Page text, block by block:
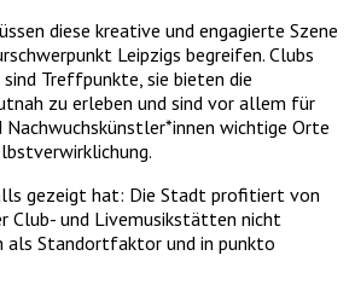
diese kreative und engagierte Szene
Leipzigs begreifen. Clubs
Treffpunkte, sie bieten die
zu erleben und sind vor allem für
Nachwuchskünstler*innen wichtige Orte
gezeigt hat: Die Stadt profitiert von
Club- und Livemusikstätten nicht
Standortfaktor und in punkto